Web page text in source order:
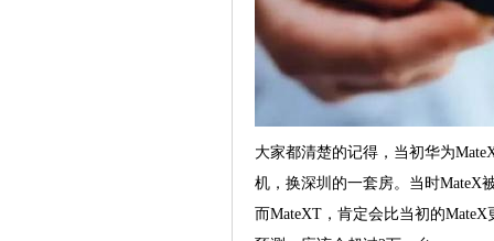
大家都清楚的记得，当初华为
机，换深圳的一套房。当时MateX
而MateXT，肯定会比当初的